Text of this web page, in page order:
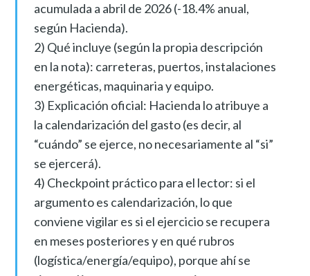
acumulada a abril de 2026 (-18.4% anual,
según Hacienda).
2) Qué incluye (según la propia descripción
en la nota): carreteras, puertos, instalaciones
energéticas, maquinaria y equipo.
3) Explicación oficial: Hacienda lo atribuye a
la calendarización del gasto (es decir, al
“cuándo” se ejerce, no necesariamente al “si”
se ejercerá).
4) Checkpoint práctico para el lector: si el
argumento es calendarización, lo que
conviene vigilar es si el ejercicio se recupera
en meses posteriores y en qué rubros
(logística/energía/equipo), porque ahí se